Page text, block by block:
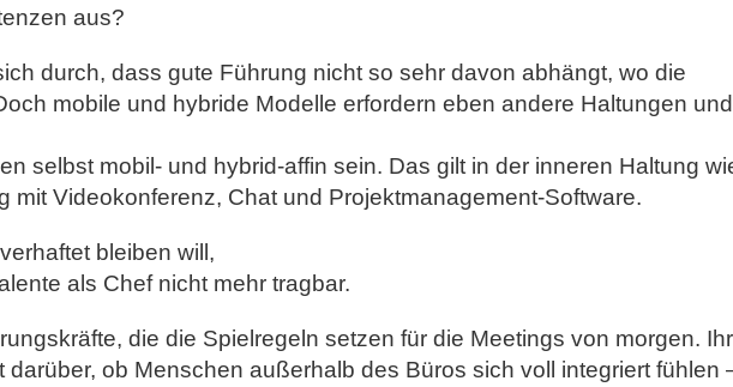
aus?
durch, dass gute Führung nicht so sehr davon abhängt, wo die
mobile und hybride Modelle erfordern eben andere Haltungen und
selbst mobil- und hybrid-affin sein. Das gilt in der inneren Haltung
mit Videokonferenz, Chat und Projektmanagement-Software.
bleiben will,
als Chef nicht mehr tragbar.
die die Spielregeln setzen für die Meetings von morgen. Ihr
darüber, ob Menschen außerhalb des Büros sich voll integriert fühlen